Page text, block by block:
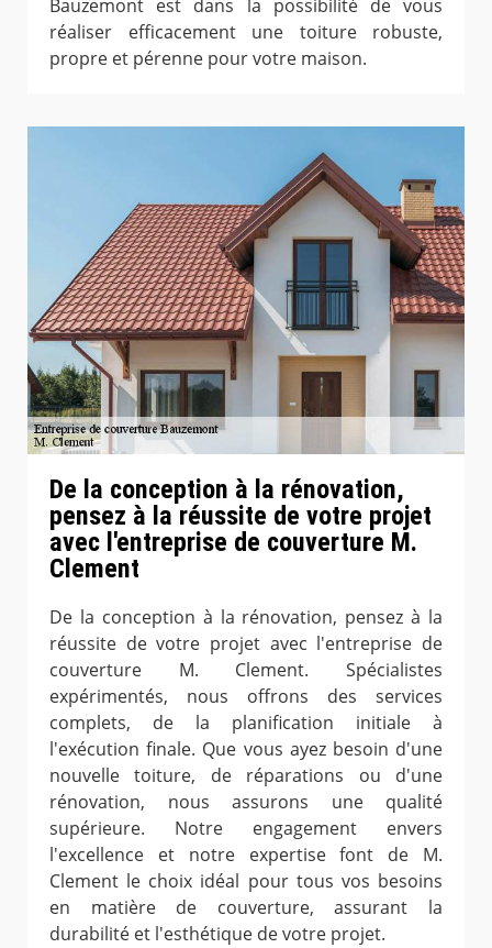
Bauzemont est dans la possibilité de vous
réaliser efficacement une toiture robuste,
propre et pérenne pour votre maison.
De la conception à la rénovation,
pensez à la réussite de votre projet
avec l'entreprise de couverture M.
Clement
De la conception à la rénovation, pensez à la
réussite de votre projet avec l'entreprise de
couverture M. Clement. Spécialistes
expérimentés, nous offrons des services
complets, de la planification initiale à
l'exécution finale. Que vous ayez besoin d'une
nouvelle toiture, de réparations ou d'une
rénovation, nous assurons une qualité
supérieure. Notre engagement envers
l'excellence et notre expertise font de M.
Clement le choix idéal pour tous vos besoins
en matière de couverture, assurant la
durabilité et l'esthétique de votre projet.